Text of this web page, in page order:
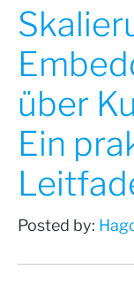
über
Ein
Posted by: